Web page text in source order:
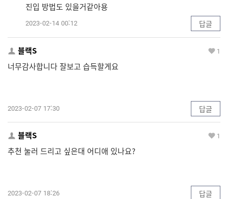
진입 방법도 있을거같아용
2023-02-14 00:12 답글
블랙S 1
너무감사합니다 잘보고 습득할게요
2023-02-07 17:30 답글
블랙S 1
추천 눌러 드리고 싶은대 어디애 있나요?
2023-02-07 18:26 답글